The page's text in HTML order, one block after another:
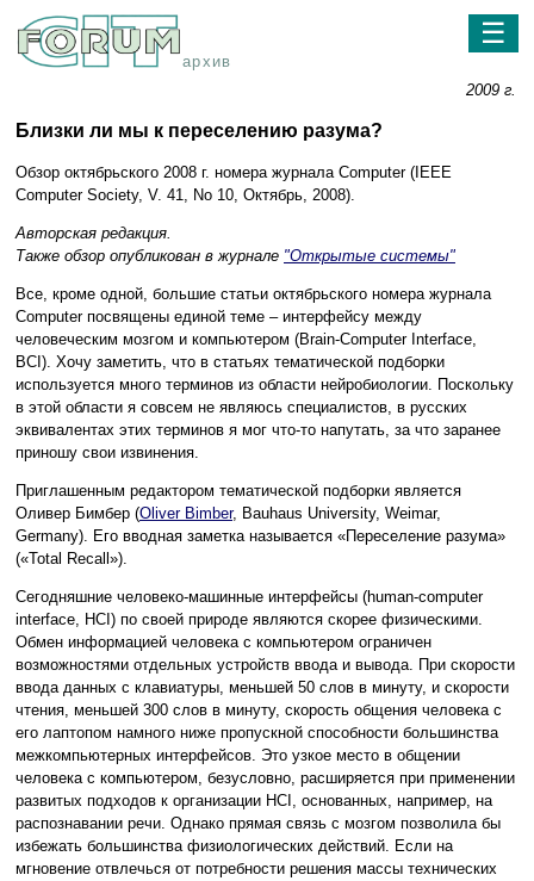
архив
☰
2009 г.
Близки ли мы к переселению разума?
Обзор октябрьского 2008 г. номера журнала Computer (IEEE
Computer Society, V. 41, No 10, Октябрь, 2008).
Авторская редакция.
Также обзор опубликован в журнале "Открытые системы"
Все, кроме одной, большие статьи октябрьского номера журнала
Computer посвящены единой теме – интерфейсу между
человеческим мозгом и компьютером (Brain-Computer Interface,
BCI). Хочу заметить, что в статьях тематической подборки
используется много терминов из области нейробиологии. Поскольку
в этой области я совсем не являюсь специалистов, в русских
эквивалентах этих терминов я мог что-то напутать, за что заранее
приношу свои извинения.
Приглашенным редактором тематической подборки является
Оливер Бимбер (Oliver Bimber, Bauhaus University, Weimar,
Germany). Его вводная заметка называется «Переселение разума»
(«Total Recall»).
Сегодняшние человеко-машинные интерфейсы (human-computer
interface, HCI) по своей природе являются скорее физическими.
Обмен информацией человека с компьютером ограничен
возможностями отдельных устройств ввода и вывода. При скорости
ввода данных с клавиатуры, меньшей 50 слов в минуту, и скорости
чтения, меньшей 300 слов в минуту, скорость общения человека с
его лаптопом намного ниже пропускной способности большинства
межкомпьютерных интерфейсов. Это узкое место в общении
человека с компьютером, безусловно, расширяется при применении
развитых подходов к организации HCI, основанных, например, на
распознавании речи. Однако прямая связь с мозгом позволила бы
избежать большинства физиологических действий. Если на
мгновение отвлечься от потребности решения массы технических